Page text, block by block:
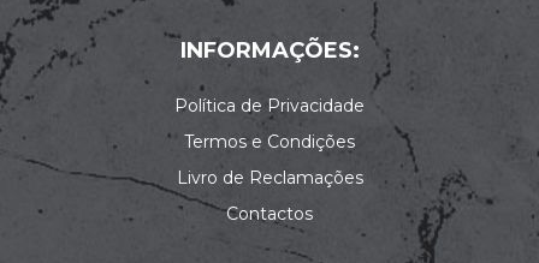
INFORMAÇÕES:
Política de Privacidade
Termos e Condições
Livro de Reclamações
Contactos